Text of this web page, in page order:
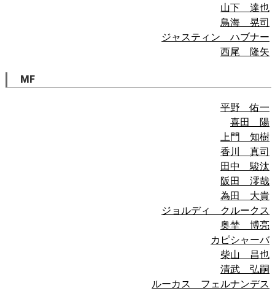
山下 達也
鳥海 晃司
ジャスティン ハブナー
西尾 隆矢
MF
平野 佑一
喜田 陽
上門 知樹
香川 真司
田中 駿汰
阪田 澪哉
為田 大貴
ジョルディ クルークス
奥埜 博亮
カピシャーバ
柴山 昌也
清武 弘嗣
ルーカス フェルナンデス